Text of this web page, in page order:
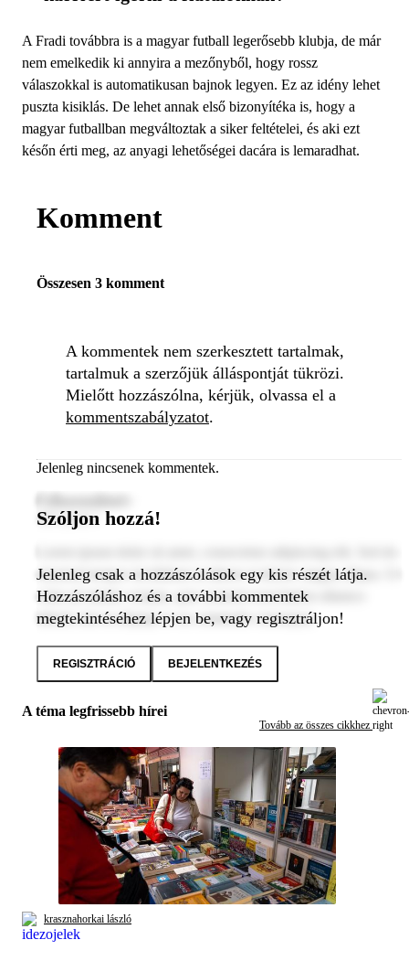
A Fradi továbbra is a magyar futball legerősebb klubja, de már
nem emelkedik ki annyira a mezőnyből, hogy rossz
válaszokkal is automatikusan bajnok legyen. Ez az idény lehet
puszta kisiklás. De lehet annak első bizonyítéka is, hogy a
magyar futballban megváltoztak a siker feltételei, és aki ezt
későn érti meg, az anyagi lehetőségei dacára is lemaradhat.
Komment
Összesen 3 komment
A kommentek nem szerkesztett tartalmak,
tartalmuk a szerzőjük álláspontját tükrözi.
Mielőtt hozzászólna, kérjük, olvassa el a
kommentszabályzatot.
Jelenleg nincsenek kommentek.
2024. január 1.
eiusmod tempor incididunt ut labore et dolore magna aliqua. Ut
enim ad minim veniam, quis nostrud exercitation ullamco
laboris nisi ut aliquip ex ea commodo consequat.
Szóljon hozzá!
Jelenleg csak a hozzászólások egy kis részét látja.
Hozzászóláshoz és a további kommentek
megtekintéséhez lépjen be, vagy regisztráljon!
REGISZTRÁCIÓ BEJELENTKEZÉS
A téma legfrissebb hírei
Tovább az összes cikkhez
krasznahorkai lászló